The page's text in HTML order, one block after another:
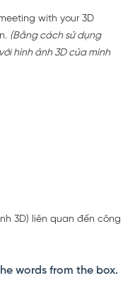
with your 3D
(Bằng cách sử dụng
hình ảnh 3D của mình
3D) liên quan đến công
words from the box.